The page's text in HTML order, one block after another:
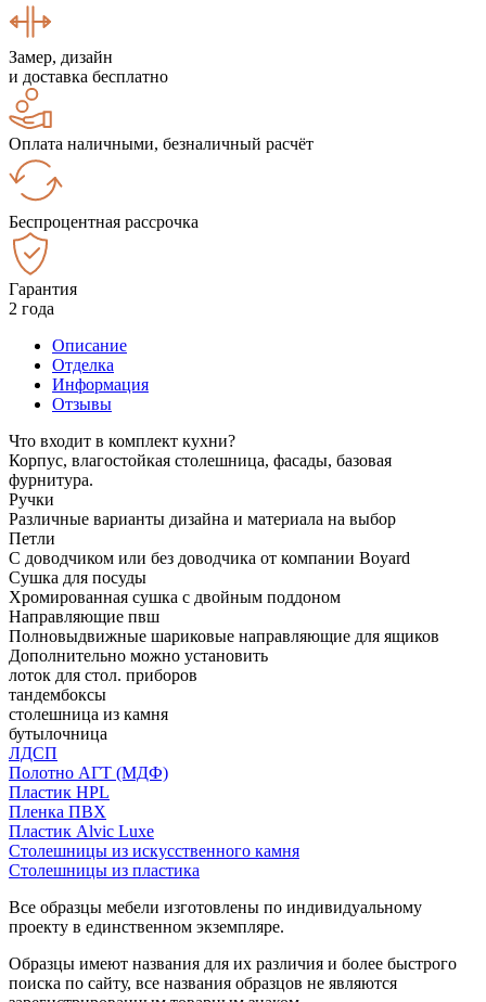
Замер, дизайн
и доставка бесплатно
Оплата наличными, безналичный расчёт
Беспроцентная рассрочка
Гарантия
2 года
Описание
Отделка
Информация
Отзывы
Что входит в комплект кухни?
Корпус, влагостойкая столешница, фасады, базовая
фурнитура.
Ручки
Различные варианты дизайна и материала на выбор
Петли
С доводчиком или без доводчика от компании Boyard
Сушка для посуды
Хромированная сушка с двойным поддоном
Направляющие пвш
Полновыдвижные шариковые направляющие для ящиков
Дополнительно можно установить
лоток для стол. приборов
тандембоксы
столешница из камня
бутылочница
ЛДСП
Полотно АГТ (МДФ)
Пластик HPL
Пленка ПВХ
Пластик Alvic Luxe
Столешницы из искусственного камня
Столешницы из пластика
Все образцы мебели изготовлены по индивидуальному
проекту в единственном экземпляре.
Образцы имеют названия для их различия и более быстрого
поиска по сайту, все названия образцов не являются